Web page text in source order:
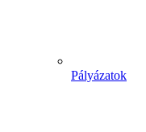
Pályázatok